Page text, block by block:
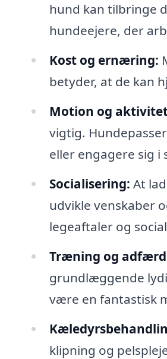
hund kan tilbringe
hundeejere, der
Kost og ernæring:
betyder, at de kan
Motion og
vigtig.
eller engagere sig i
Socialisering: At
udvikle venskaber
legeaftaler og
Træning og
grundlæggende
være en fantastisk
klipning og